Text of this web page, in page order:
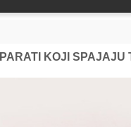
KOJI SPAJAJU